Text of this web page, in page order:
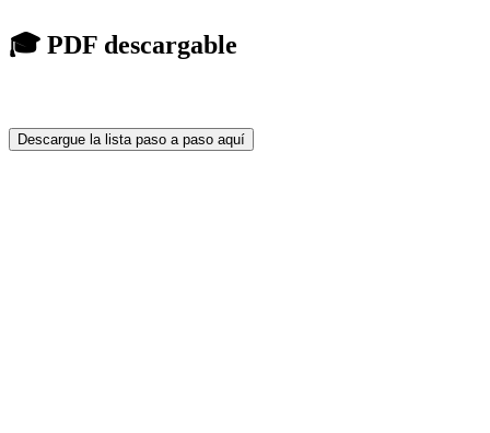
🎓 PDF descargable
Descargue la lista paso a paso aquí